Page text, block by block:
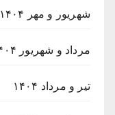
شهریور و مهر ۱۴۰۴
مرداد و شهریور ۱۴۰۴
تیر و مرداد ۱۴۰۴